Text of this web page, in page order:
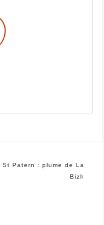
St Patern : plume de La
Bizh